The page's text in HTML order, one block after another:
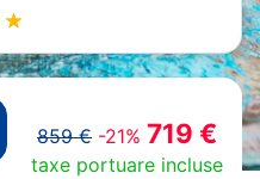
859 € -21% 719 €
taxe portuare incluse